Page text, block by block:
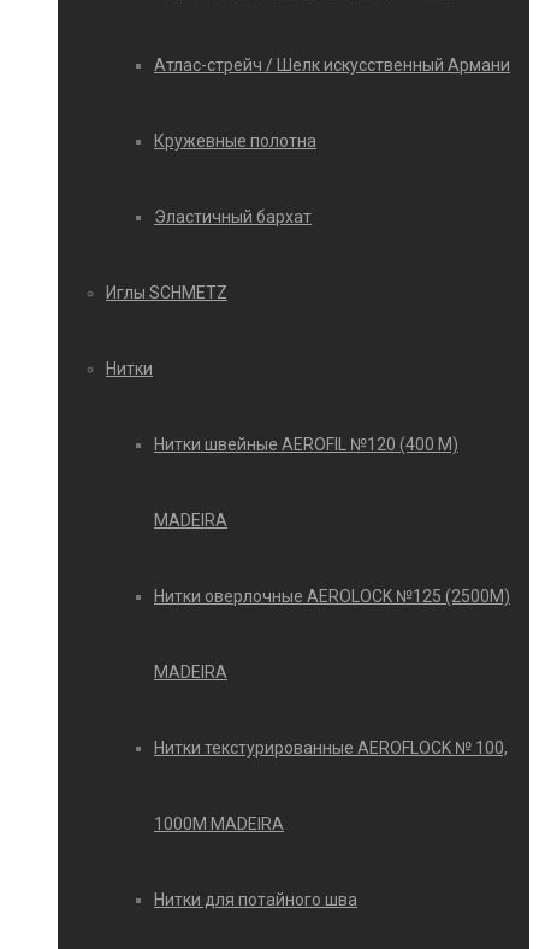
Атлас-стрейч / Шелк искусственный Армани
Кружевные полотна
Эластичный бархат
Иглы SCHMETZ
Нитки
Нитки швейные AEROFIL №120 (400 М)
MADEIRA
Нитки оверлочные AEROLOCK №125 (2500М)
MADEIRA
Нитки текстурированные AEROFLOCK № 100,
1000М MADEIRA
Нитки для потайного шва